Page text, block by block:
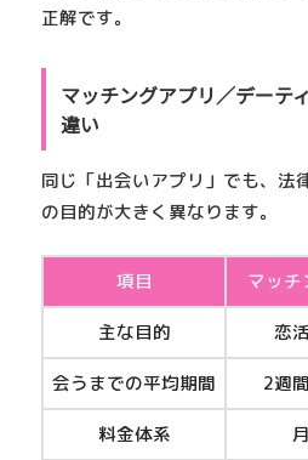
正解です。
マッチングアプリ／デーテ
違い
同じ「出会いアプリ」でも、法
の目的が大きく異なります。
項目 マッチ
主な目的
恋
会うまでの平均期間
2週
料金体系